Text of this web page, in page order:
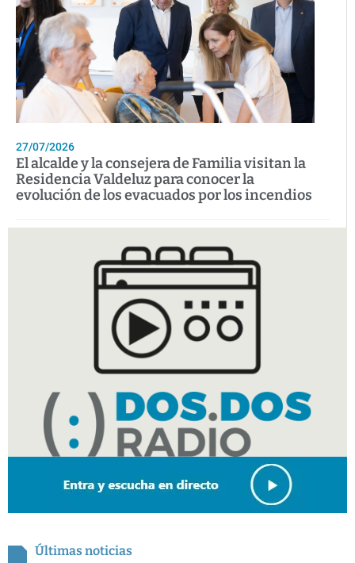
27/07/2026
El alcalde y la consejera de Familia visitan la
Residencia Valdeluz para conocer la
evolución de los evacuados por los incendios
Últimas noticias